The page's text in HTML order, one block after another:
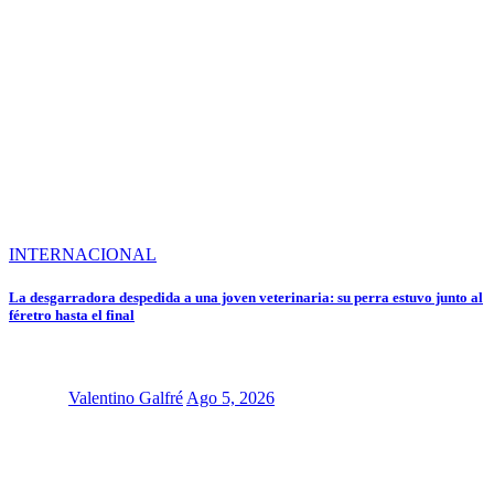
INTERNACIONAL
La desgarradora despedida a una joven veterinaria: su perra estuvo junto al
féretro hasta el final
Valentino GalfréAgo 5, 2026